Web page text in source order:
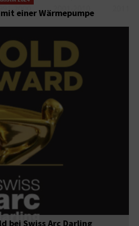
einer Wärmepumpe
bei Swiss Arc Darling